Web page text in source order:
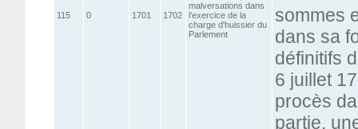
115 0 1701 1702
malversations dans
l'exercice de la
charge d'huissier du
Parlement
sommes
dans sa
définitifs
6 juillet
procès
partie,